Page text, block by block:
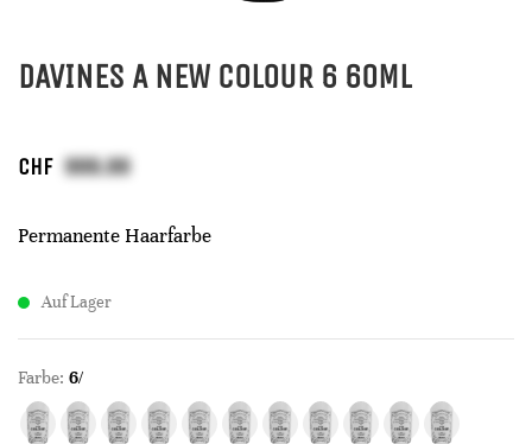
DAVINES A NEW COLOUR 6 60ML
CHF
Permanente Haarfarbe
Auf Lager
Farbe: 6/